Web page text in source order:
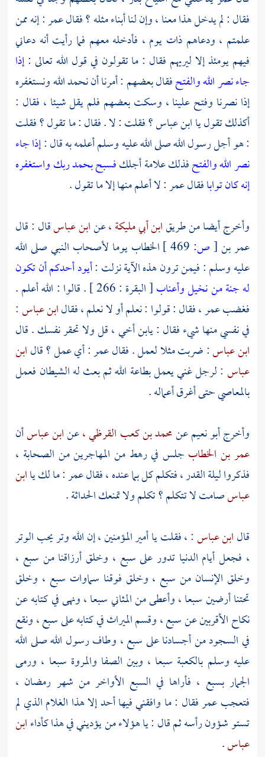
فقال : لم يدخل هذا معنا ، وإن لنا أبناء مثله ؟ فقالعمر: إنه ممن
علمتم ، ودعاهم ذات يوم ، فأدخله معهم فما رأيت أنه دعاني
فيهم يومئذ إلا ليريهم فقال : ما تقولون في قول الله تعالى :إذا
جاء نصر الله والفتحفقال بعضهم : أمرنا أن نحمد الله ونستغفره
إذا نصرنا وفتح علينا ، وسكت بعضهم فلم يقل شيئا ، فقال :
أكذلك تقول ياابن عباس ؟فقلت : لا . فقال : ما تقول ؟ فقلت
: هو أجل رسول الله صلى الله عليه وسلم أعلمه به قال :إذا جاء
نصر الله والفتحفذلك علامة أجلكفسبح بحمد ربك واستغفره
إنه كان توابافقالعمر: لا أعلم منها إلا ما تقول .
وأخرج أيضا من طريقابن أبي مليكة ،عنابن عباسقال : قال
عمر بن[ص: الخطابيوما لأصحاب النبي صلى الله
عليه وسلم : فيمن ترون هذه الآية نزلت :أيود أحدكم أن تكون
له جنة من نخيل وأعناب
[ البقرة : 266 ] . قالوا : الله أعلم .
فغضبعمر ،فقال : قولوا : نعلم أو لا نعلم ، فقالابن عباس:
في نفسي منها شيء فقال : يابن أخي ، قل ولا تحقر نفسك . قال
ابن عباس: ضربت مثلا لعمل . فقالعمر: أي عمل ؟ قالابن
عباس : لرجل غني يعمل بطاعة الله ثم بعث له الشيطان فعمل
بالمعاصي حتى أغرق أعماله .
وأخرجأبو نعيمعنمحمد بن كعب القرظي ،عنابن عباسأن
عمر بن الخطاب جلس في رهط من المهاجرين من الصحابة ،
فذكروا ليلة القدر ، فتكلم كل بما عنده ، فقالعمر: ما لك ياابن
عباسصامت لا تتكلم ؟ تكلم ولا تمنعك الحداثة .
قالابن عباس: ، فقلت يا أمير المؤمنين ، إن الله وتر يحب الوتر
، فجعل أيام الدنيا تدور على سبع ، وخلق أرزاقنا من سبع ،
وخلق الإنسان من سبع ، وخلق فوقنا سماوات سبع ، وخلق
تحتنا أرضين سبعا ، وأعطى من المثاني سبعا ، ونهى في كتابه عن
نكاح الأقربين عن سبع ، وقسم الميراث في كتابه على سبع ، ونقع
في السجود من أجسادنا على سبع ، وطاف رسول الله صلى الله
عليه وسلم بالكعبة سبعا ، وبين الصفا والمروة سبعا ، ورمى
الجمار بسبع ، فأراها في السبع الأواخر من شهر رمضان ،
فتعجبعمرفقال : ما وافقني فيها أحد إلا هذا الغلام الذي لم
تستو شؤون رأسه ثم قال : يا هؤلاء من يؤديني في هذا كأداءابن
عباس.